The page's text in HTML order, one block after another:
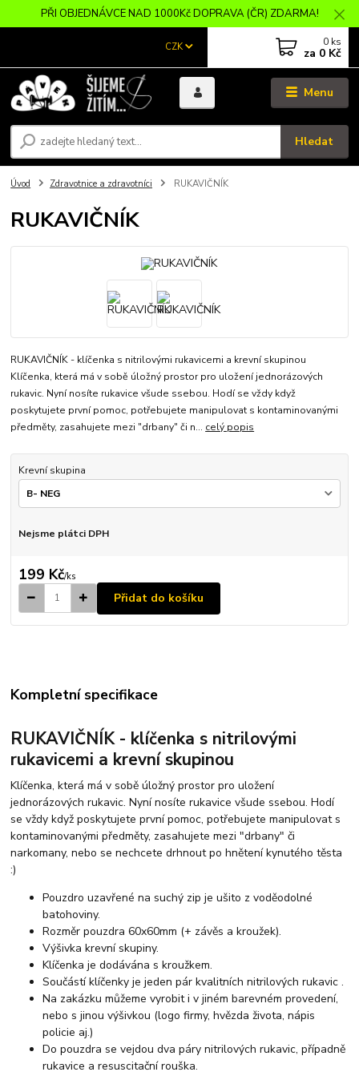
PŘI OBJEDNÁVCE NAD 1000Kč DOPRAVA (ČR) ZDARMA!
Menu
CZK
Hledat
0 ks
za 0 Kč
Úvod Zdravotnice a zdravotníci RUKAVIČNÍK
RUKAVIČNÍK
RUKAVIČNÍK - klíčenka s nitrilovými rukavicemi a krevní skupinou
Klíčenka, která má v sobě úložný prostor pro uložení jednorázových
rukavic. Nyní nosíte rukavice všude ssebou. Hodí se vždy když
poskytujete první pomoc, potřebujete manipulovat s kontaminovanými
předměty, zasahujete mezi "drbany" či n... celý popis
Krevní skupina
Nejsme plátci DPH
199 Kč/ks
Přidat do košíku
Kompletní specifikace
RUKAVIČNÍK - klíčenka s nitrilovými
rukavicemi a krevní skupinou
Klíčenka, která má v sobě úložný prostor pro uložení
jednorázových rukavic. Nyní nosíte rukavice všude ssebou. Hodí
se vždy když poskytujete první pomoc, potřebujete manipulovat s
kontaminovanými předměty, zasahujete mezi "drbany" či
narkomany, nebo se nechcete drhnout po hnětení kynutého těsta
:)
Pouzdro uzavřené na suchý zip je ušito z voděodolné
batohoviny.
Rozměr pouzdra 60x60mm (+ závěs a kroužek).
Výšivka krevní skupiny.
Klíčenka je dodávána s kroužkem.
Součástí klíčenky je jeden pár kvalitních nitrilových rukavic .
Na zakázku můžeme vyrobit i v jiném barevném provedení,
nebo s jinou výšivkou (logo firmy, hvězda života, nápis
policie aj.)
Do pouzdra se vejdou dva páry nitrilových rukavic, případně
rukavice a resuscitační rouška.